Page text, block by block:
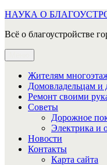
Перейти
содержимому
НАУКА О
Всё о благоустройстве
Жителям
Домовладельцам и
Ремонт своими
Советы
Дорожное
Электрика и
Новости
Контакты
Карта сайта